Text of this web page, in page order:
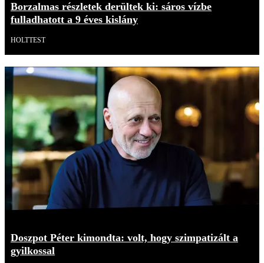
Borzalmas részletek derültek ki: sáros vízbe
fulladhatott a 9 éves kislány
HOLTTEST
Doszpot Péter kimondta: volt, hogy szimpatizált a
gyilkossal